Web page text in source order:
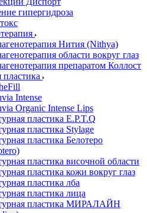
гипергидроза
Нития (Nithya)
области вокруг глаз
препаратом Коллост
Intense
Organic Intense Lips
пластика E.P.T.Q
пластика Stylage
пластика Белотеро
пластика височной области
пластика кожи вокруг глаз
пластика лба
пластика лица
пластика МИРАЛАЙН